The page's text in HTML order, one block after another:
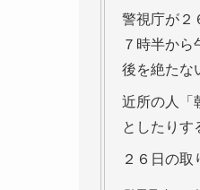
警視庁が２
７時半か
後を絶たな
近所の人「
としたりす
２６日の取